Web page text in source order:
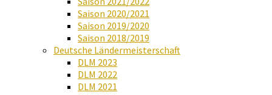
Saison 2020/2021
Saison 2019/2020
Saison 2018/2019
Deutsche Ländermeisterschaft
DLM 2023
DLM 2022
DLM 2021